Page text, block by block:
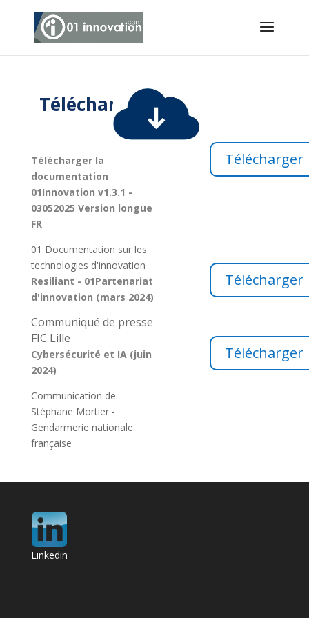
Télécharger
Télécharger la
documentation
01Innovation v1.3.1 -
03052025 Version longue
FR
01 Documentation sur les
technologies d'innovation
Télécharger
Resiliant - 01Partenariat
d'innovation (mars 2024)
Communiqué de presse
FIC Lille
Télécharger
Cybersécurité et IA (juin
2024)
Communication de
Stéphane Mortier -
Gendarmerie nationale
française
Télécharger
Linkedin